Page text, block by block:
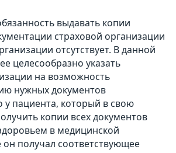
выдавать копии
страховой организации
отсутствует. В данной
целесообразно указать
на возможность
нужных документов
у пациента, который в свою
копии всех документов
в медицинской
он получал соответствующее